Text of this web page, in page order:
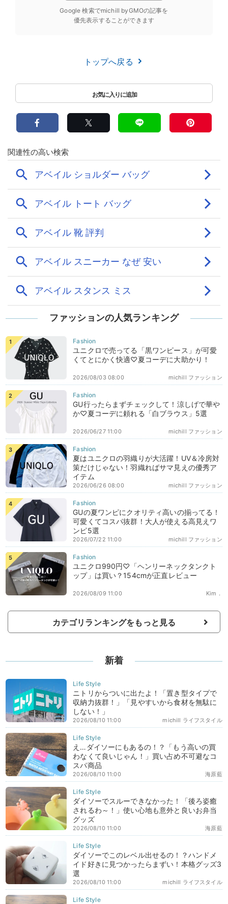
Google 検索でmichill byGMOの記事を
優先表示することができます
トップへ戻る
ファッションの人気ランキング
ユニクロで売ってる「黒ワンピース」が可愛
くてとにかく快適♡夏コーデに大助かり！
michill ファッション
2026/08/03 08:00
GU行ったらまずチェックして！涼しげで華や
か♡夏コーデに頼れる「白ブラウス」5選
michill ファッション
2026/06/27 11:00
夏はユニクロの羽織りが大活躍！UV＆冷房対
策だけじゃない！羽織ればサマ見えの優秀ア
イテム
michill ファッション
2026/06/26 08:00
GUの夏ワンピにクオリティ高いの揃ってる！
可愛くてコスパ抜群！大人が使える高見えワ
ンピ5選
michill ファッション
2026/07/22 11:00
ユニクロ990円♡「ヘンリーネックタンクト
ップ」は買い？154cmが正直レビュー
Kim．
2026/08/09 11:00
カテゴリランキングをもっと見る
新着
ニトリからついに出たよ！「置き型タイプで
収納力抜群！」「見やすいから食材を無駄に
しない！」
michill ライフスタイル
2026/08/10 11:00
え…ダイソーにもあるの！？「もう高いの買
わなくて良いじゃん！」買い占め不可避なコ
スパ商品
海原藍
2026/08/10 11:00
ダイソーでスルーできなかった！「後ろ姿癒
されるわ～！」使い心地も意外と良いお弁当
グッズ
海原藍
2026/08/10 11:00
ダイソーでこのレベル出せるの！？ハンドメ
イド好きに見つかったらまずい！本格グッズ3
選
michill ライフスタイル
2026/08/10 11:00